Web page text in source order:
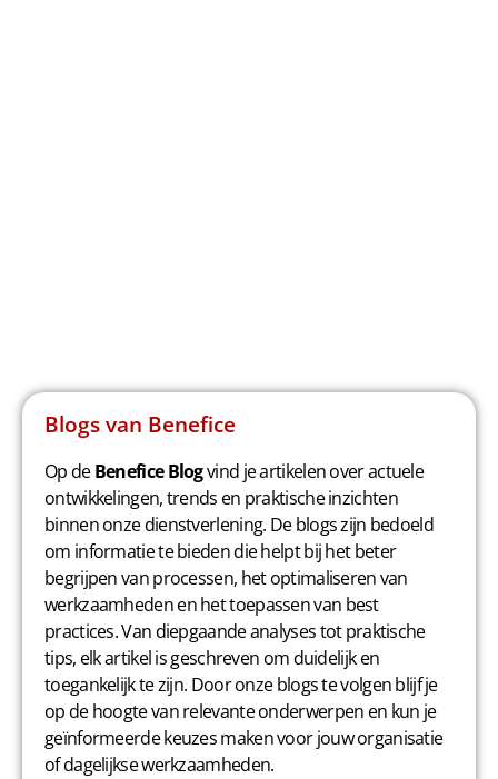
Blogs van Benefice
Op deBenefice Blogvind je artikelen over actuele
ontwikkelingen, trends en praktische inzichten
binnen onze dienstverlening. De blogs zijn bedoeld
om informatie te bieden die helpt bij het beter
begrijpen van processen, het optimaliseren van
werkzaamheden en het toepassen van best
practices. Van diepgaande analyses tot praktische
tips, elk artikel is geschreven om duidelijk en
toegankelijk te zijn. Door onze blogs te volgen blijf je
op de hoogte van relevante onderwerpen en kun je
geïnformeerde keuzes maken voor jouw organisatie
of dagelijkse werkzaamheden.